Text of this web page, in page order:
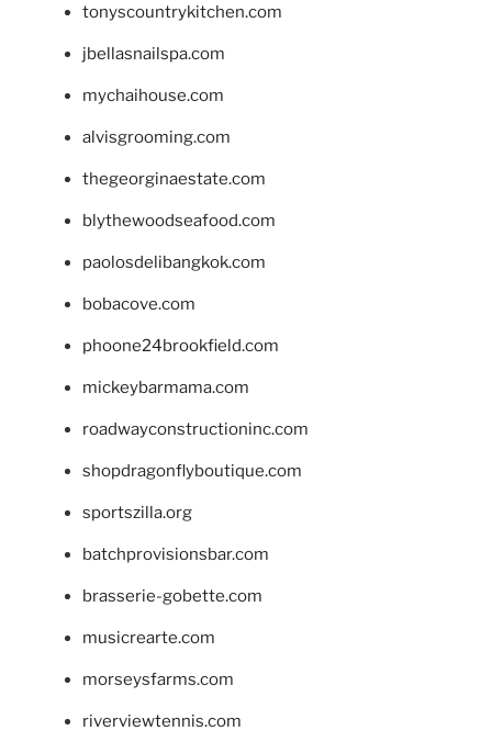
tonyscountrykitchen.com
jbellasnailspa.com
mychaihouse.com
alvisgrooming.com
thegeorginaestate.com
blythewoodseafood.com
paolosdelibangkok.com
bobacove.com
phoone24brookfield.com
mickeybarmama.com
roadwayconstructioninc.com
shopdragonflyboutique.com
sportszilla.org
batchprovisionsbar.com
brasserie-gobette.com
musicrearte.com
morseysfarms.com
riverviewtennis.com